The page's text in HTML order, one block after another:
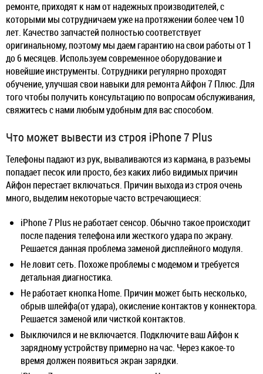
ремонте, приходят к нам от надежных производителей, с
которыми мы сотрудничаем уже на протяжении более чем 10
лет. Качество запчастей полностью соответствует
оригинальному, поэтому мы даем гарантию на свои работы от 1
до 6 месяцев. Используем современное оборудование и
новейшие инструменты. Сотрудники регулярно проходят
обучение, улучшая свои навыки для ремонта Айфон 7 Плюс. Для
того чтобы получить консультацию по вопросам обслуживания,
свяжитесь с нами любым удобным для вас способом.
Что может вывести из строя iPhone 7 Plus
Телефоны падают из рук, вываливаются из кармана, в разъемы
попадает песок или просто, без каких либо видимых причин
Айфон перестает включаться. Причин выхода из строя очень
много, выделим некоторые часто встречающиеся:
iPhone 7 Plus не работает сенсор. Обычно такое происходит
после падения телефона или жесткого удара по экрану.
Решается данная проблема заменой дисплейного модуля.
Не ловит сеть. Похоже проблемы с модемом и требуется
детальная диагностика.
Не работает кнопка Home. Причин может быть несколько,
обрыв шлейфа(от удара), окисление контактов у коннектора.
Решается заменой или чисткой контактов.
Выключился и не включается. Подключите ваш Айфон к
зарядному устройству примерно на час. Через какое-то
время должен появиться экран зарядки.